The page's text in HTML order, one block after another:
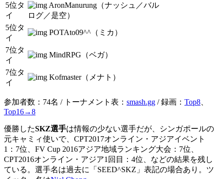
5位タ
イ
AronManurung（ナッシュ／バル
ログ／是空）
5位タ
イ
POTAto09^^（ミカ）
7位タ
イ
MindRPG（ベガ）
7位タ
イ
Kofmaster（メナト）
参加者数：74名 / トーナメント表： smash.gg / 録画： Top8
Top16→8
優勝したSKZ選手は情報の少ない選手だが、シンガポールの
元キャミィ使いで、CPT2017オンライン・アジアイベント
1：7位、FV Cup 2016アジア地域ランキング大会：7位、
CPT2016オンライン・アジア1回目：4位、などの結果を残し
ている。選手名は過去に「SEED^SKZ」表記の場合あり。ツ